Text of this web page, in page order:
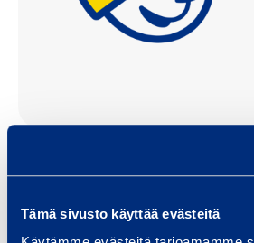
Tämä sivusto käyttää evästeitä
Design Manager